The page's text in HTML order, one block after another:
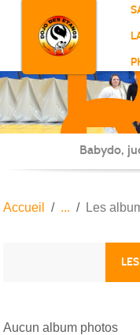
Babydo,
Accueil Les
Aucun album photos
Panneau de gestion